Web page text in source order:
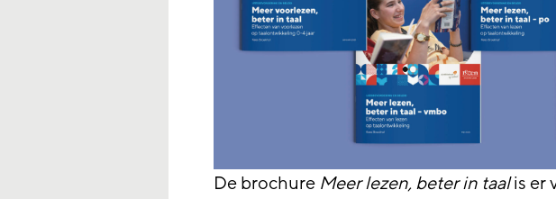
De brochure Meer lezen, beter in taalis er